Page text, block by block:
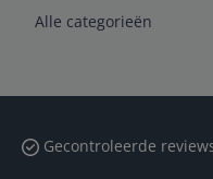
Alle categorieën
Gecontroleerde